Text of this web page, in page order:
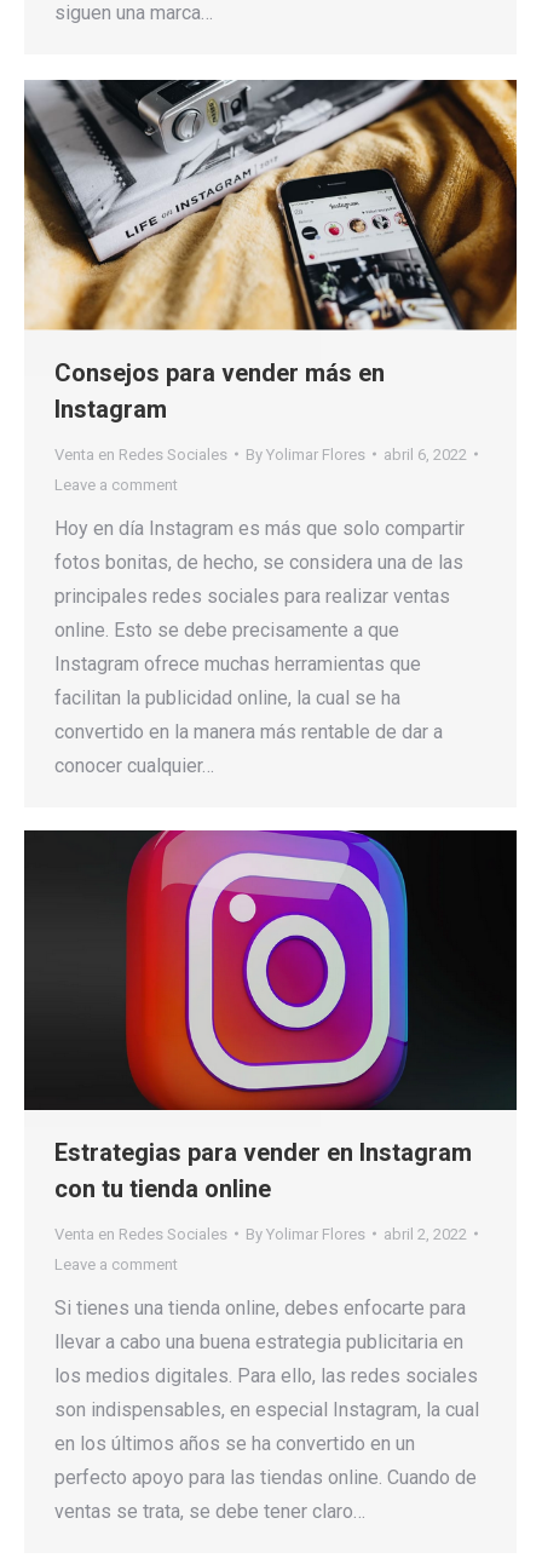
siguen una marca…
Consejos para vender más en
Instagram
Venta en Redes Sociales By Yolimar Flores
abril 6, 2022
Leave a comment
Hoy en día Instagram es más que solo compartir
fotos bonitas, de hecho, se considera una de las
principales redes sociales para realizar ventas
online. Esto se debe precisamente a que
Instagram ofrece muchas herramientas que
facilitan la publicidad online, la cual se ha
convertido en la manera más rentable de dar a
conocer cualquier…
Estrategias para vender en Instagram
con tu tienda online
Venta en Redes Sociales By Yolimar Flores
abril 2, 2022
Leave a comment
Si tienes una tienda online, debes enfocarte para
llevar a cabo una buena estrategia publicitaria en
los medios digitales. Para ello, las redes sociales
son indispensables, en especial Instagram, la cual
en los últimos años se ha convertido en un
perfecto apoyo para las tiendas online. Cuando de
ventas se trata, se debe tener claro…